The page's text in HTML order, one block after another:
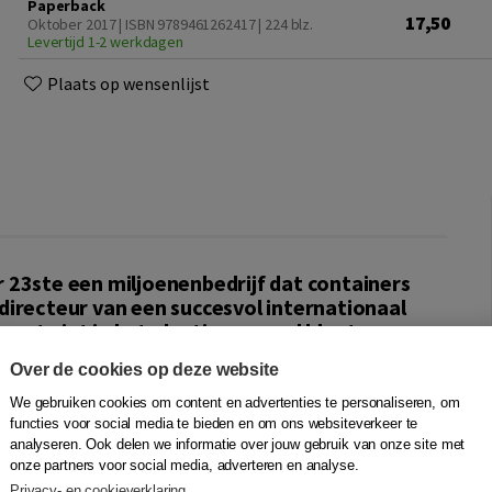
Paperback
Oktober 2017 | ISBN 9789461262417| 224 blz.
Levertijd 1-2 werkdagen
17,50
Plaats op wensenlijst
een miljoenenbedrijf dat containers
van een succesvol internationaal
niet in het plaatje van veel klanten en
Over de cookies op deze website
We gebruiken cookies om content en advertenties te personaliseren, om
functies voor social media te bieden en om ons websiteverkeer te
analyseren. Ook delen we informatie over jouw gebruik van onze site met
onze partners voor social media, adverteren en analyse.